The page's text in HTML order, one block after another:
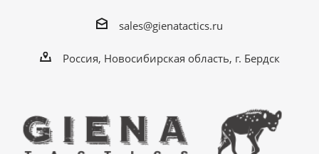
sales@gienatactics.ru
Россия, Новосибирская область, г. Бердск